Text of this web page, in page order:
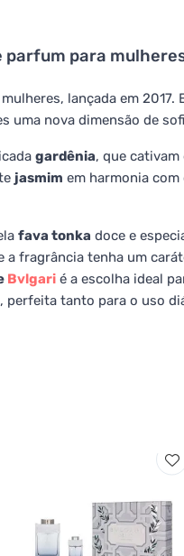
parfum para
lançada em 2017.
uma nova dimensão de
gardênia, que
jasmim em harmonia com
fava tonka doce e
a fragrância tenha um
Bvlgari é a escolha ideal
perfeita tanto para o uso